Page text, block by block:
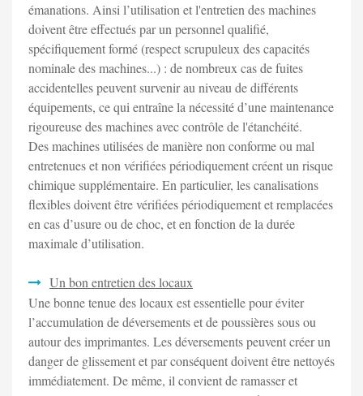
émanations. Ainsi l’utilisation et l'entretien des machines
doivent être effectués par un personnel qualifié,
spécifiquement formé (respect scrupuleux des capacités
nominale des machines...) : de nombreux cas de fuites
accidentelles peuvent survenir au niveau de différents
équipements, ce qui entraîne la nécessité d’une maintenance
rigoureuse des machines avec contrôle de l'étanchéité.
Des machines utilisées de manière non conforme ou mal
entretenues et non vérifiées périodiquement créent un risque
chimique supplémentaire. En particulier, les canalisations
flexibles doivent être vérifiées périodiquement et remplacées
en cas d’usure ou de choc, et en fonction de la durée
maximale d’utilisation.
Un bon entretien des locaux
Une bonne tenue des locaux est essentielle pour éviter
l’accumulation de déversements et de poussières sous ou
autour des imprimantes. Les déversements peuvent créer un
danger de glissement et par conséquent doivent être nettoyés
immédiatement. De même, il convient de ramasser et